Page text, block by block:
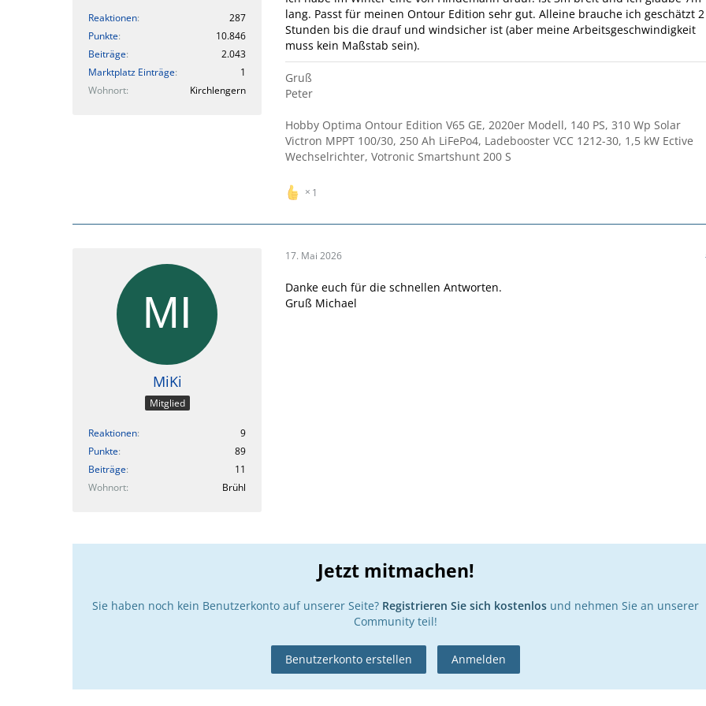
Reaktionen
287
Punkte
10.846
Beiträge
2.043
Marktplatz Einträge
1
Wohnort
Kirchlengern
lang. Passt für meinen Ontour Edition sehr gut. Alleine brauche ich geschätzt 2
Stunden bis die drauf und windsicher ist (aber meine Arbeitsgeschwindigkeit
muss kein Maßstab sein).
Gruß
Peter
Hobby Optima Ontour Edition V65 GE, 2020er Modell, 140 PS, 310 Wp Solar
Victron MPPT 100/30, 250 Ah LiFePo4, Ladebooster VCC 1212-30, 1,5 kW Ective
Wechselrichter, Votronic Smartshunt 200 S
1
MiKi
Mitglied
Reaktionen
9
Punkte
89
Beiträge
11
Wohnort
Brühl
17. Mai 2026
Danke euch für die schnellen Antworten.
Gruß Michael
Jetzt mitmachen!
Sie haben noch kein Benutzerkonto auf unserer Seite? Registrieren Sie sich kostenlos und nehmen Sie an unserer
Community teil!
Benutzerkonto erstellen Anmelden